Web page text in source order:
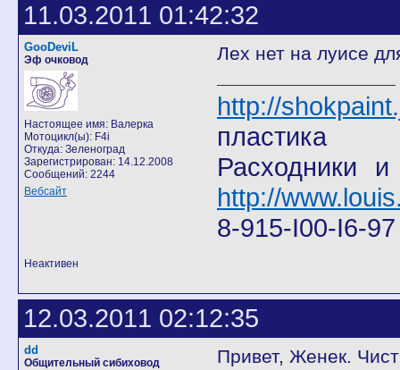
11.03.2011 01:42:32
GooDeviL
Эф очковод
Настоящее имя: Валерка
Мотоцикл(ы): F4i
Откуда: Зеленоград
Зарегистрирован: 14.12.2008
Сообщений: 2244
Вебсайт
Лех нет на луисе
http://
пластика
Расходники
http://
8-915-I00-I6-
Неактивен
12.03.2011 02:12:35
dd
Общительный сибиховод
Привет, Женек.